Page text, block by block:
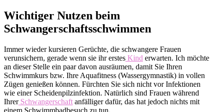
Wichtiger Nutzen beim
Schwangerschaftsschwimmen
Immer wieder kursieren Gerüchte, die schwangere Frauen
verunsichern, gerade wenn sie ihr erstes Kind erwarten. Ich möchte
an dieser Stelle ein paar davon ausräumen, damit Sie Ihren
Schwimmkurs bzw. Ihre Aquafitness (Wassergymnastik) in vollen
Zügen genießen können. Fürchten Sie sich nicht vor Infektionen
wie einer Scheidenpilzinfektion. Natürlich sind Frauen während
IhrerSchwangerschaft anfälliger dafür, das hat jedoch nichts mit